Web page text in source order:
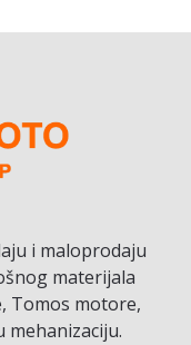
i maloprodaju
materijala
Tomos motore,